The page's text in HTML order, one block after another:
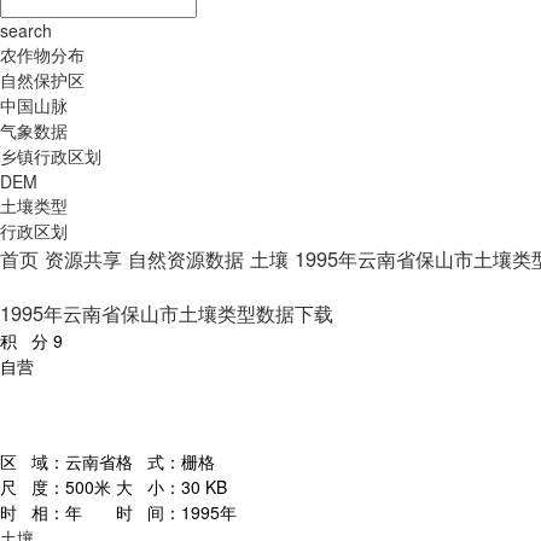
search
农作物分布
自然保护区
中国山脉
气象数据
乡镇行政区划
DEM
土壤类型
行政区划
首页 资源共享 自然资源数据 土壤 1995年云南省保山市土壤类
1995年云南省保山市土壤类型数据下载
积 分 9
自营
区 域： 云南省格 式： 栅格
尺 度： 500米 大 小： 30 KB
时 相： 年 时 间： 1995年